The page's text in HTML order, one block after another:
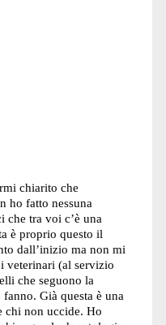
chiarito che
ho fatto nessuna
che tra voi c’è una
è proprio questo il
dall’inizio ma non mi
i veterinari (al servizio
che seguono la
Già questa è una
chi non uccide. Ho